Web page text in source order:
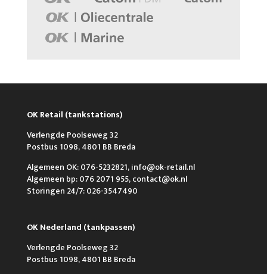
OK Retail (tankstations)
Verlengde Poolseweg 32
Postbus 1098, 4801 BB Breda
Algemeen OK: 076-5232821, info@ok-retail.nl
Algemeen bp: 076 2071 955, contact@ok.nl
Storingen 24/7: 026-3547490
OK Nederland (tankpassen)
Verlengde Poolseweg 32
Postbus 1098, 4801 BB Breda